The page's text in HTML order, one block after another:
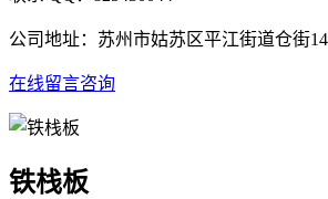
公司地址：苏州市姑苏区平江街道仓街
在线留言咨询
铁栈板